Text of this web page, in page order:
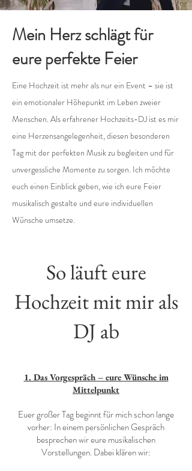
Mein Herz schlägt für
eure perfekte Feier
Eine Hochzeit ist mehr als nur ein Event – sie ist
ein emotionaler Höhepunkt im Leben zweier
Menschen. Als erfahrener Hochzeits-DJ ist es mir
eine Herzensangelegenheit, diesen besonderen
Tag mit der perfekten Musik zu begleiten und für
unvergessliche Momente zu sorgen. Ich möchte
euch einen Einblick geben, wie ich eure Feier
musikalisch gestalte und eure individuellen
Wünsche umsetze.
So läuft eure
Hochzeit mit mir als
DJ ab
1. Das Vorgespräch – eure Wünsche im
Mittelpunkt
Euer großer Tag beginnt für mich schon lange
vorher: In einem persönlichen Gespräch
besprechen wir eure musikalischen
Vorstellungen. Dabei klären wir: